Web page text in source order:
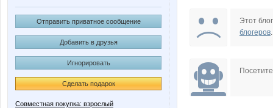
Отправить приватное сообщение
Добавить в друзья
Игнорировать
Сделать подарок
Совместная покупка: взрослый
DOSA
Этот
блогеров.